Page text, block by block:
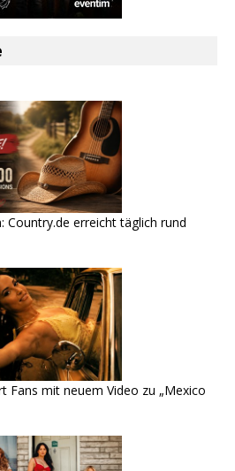
Country.de erreicht täglich rund
Fans mit neuem Video zu „Mexico